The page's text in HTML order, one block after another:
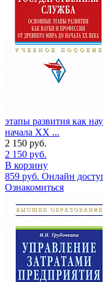
этапы развития как
начала XX ...
2 150 руб.
2 150 руб.
В корзину
859 руб. Онлайн
Ознакомиться